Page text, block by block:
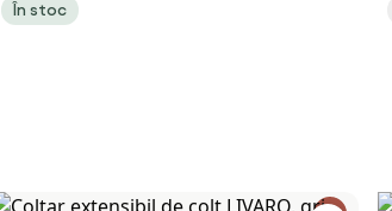
În stoc